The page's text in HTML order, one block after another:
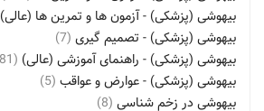
بیهوشی (پزشکی) - آزمون ها و تمرین ها (عالی)
بیهوشی (پزشکی) - تصمیم گیری (7)
بیهوشی (پزشکی) - راهنمای آموزشی (عالی) (81)
بیهوشی (پزشکی) - عوارض و عواقب (5)
بیهوشی در زخم شناسی (8)